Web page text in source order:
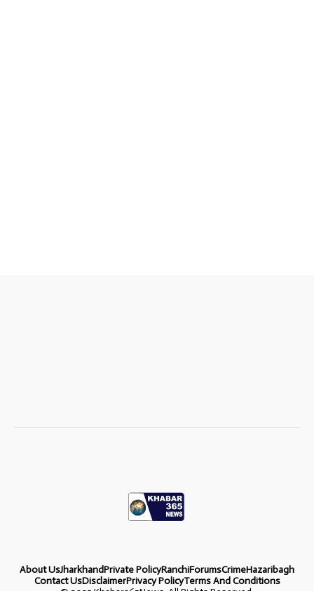
About UsJharkhandPrivate PolicyRanchiForumsCrimeHazaribagh
Contact UsDisclaimerPrivacy PolicyTerms And Conditions